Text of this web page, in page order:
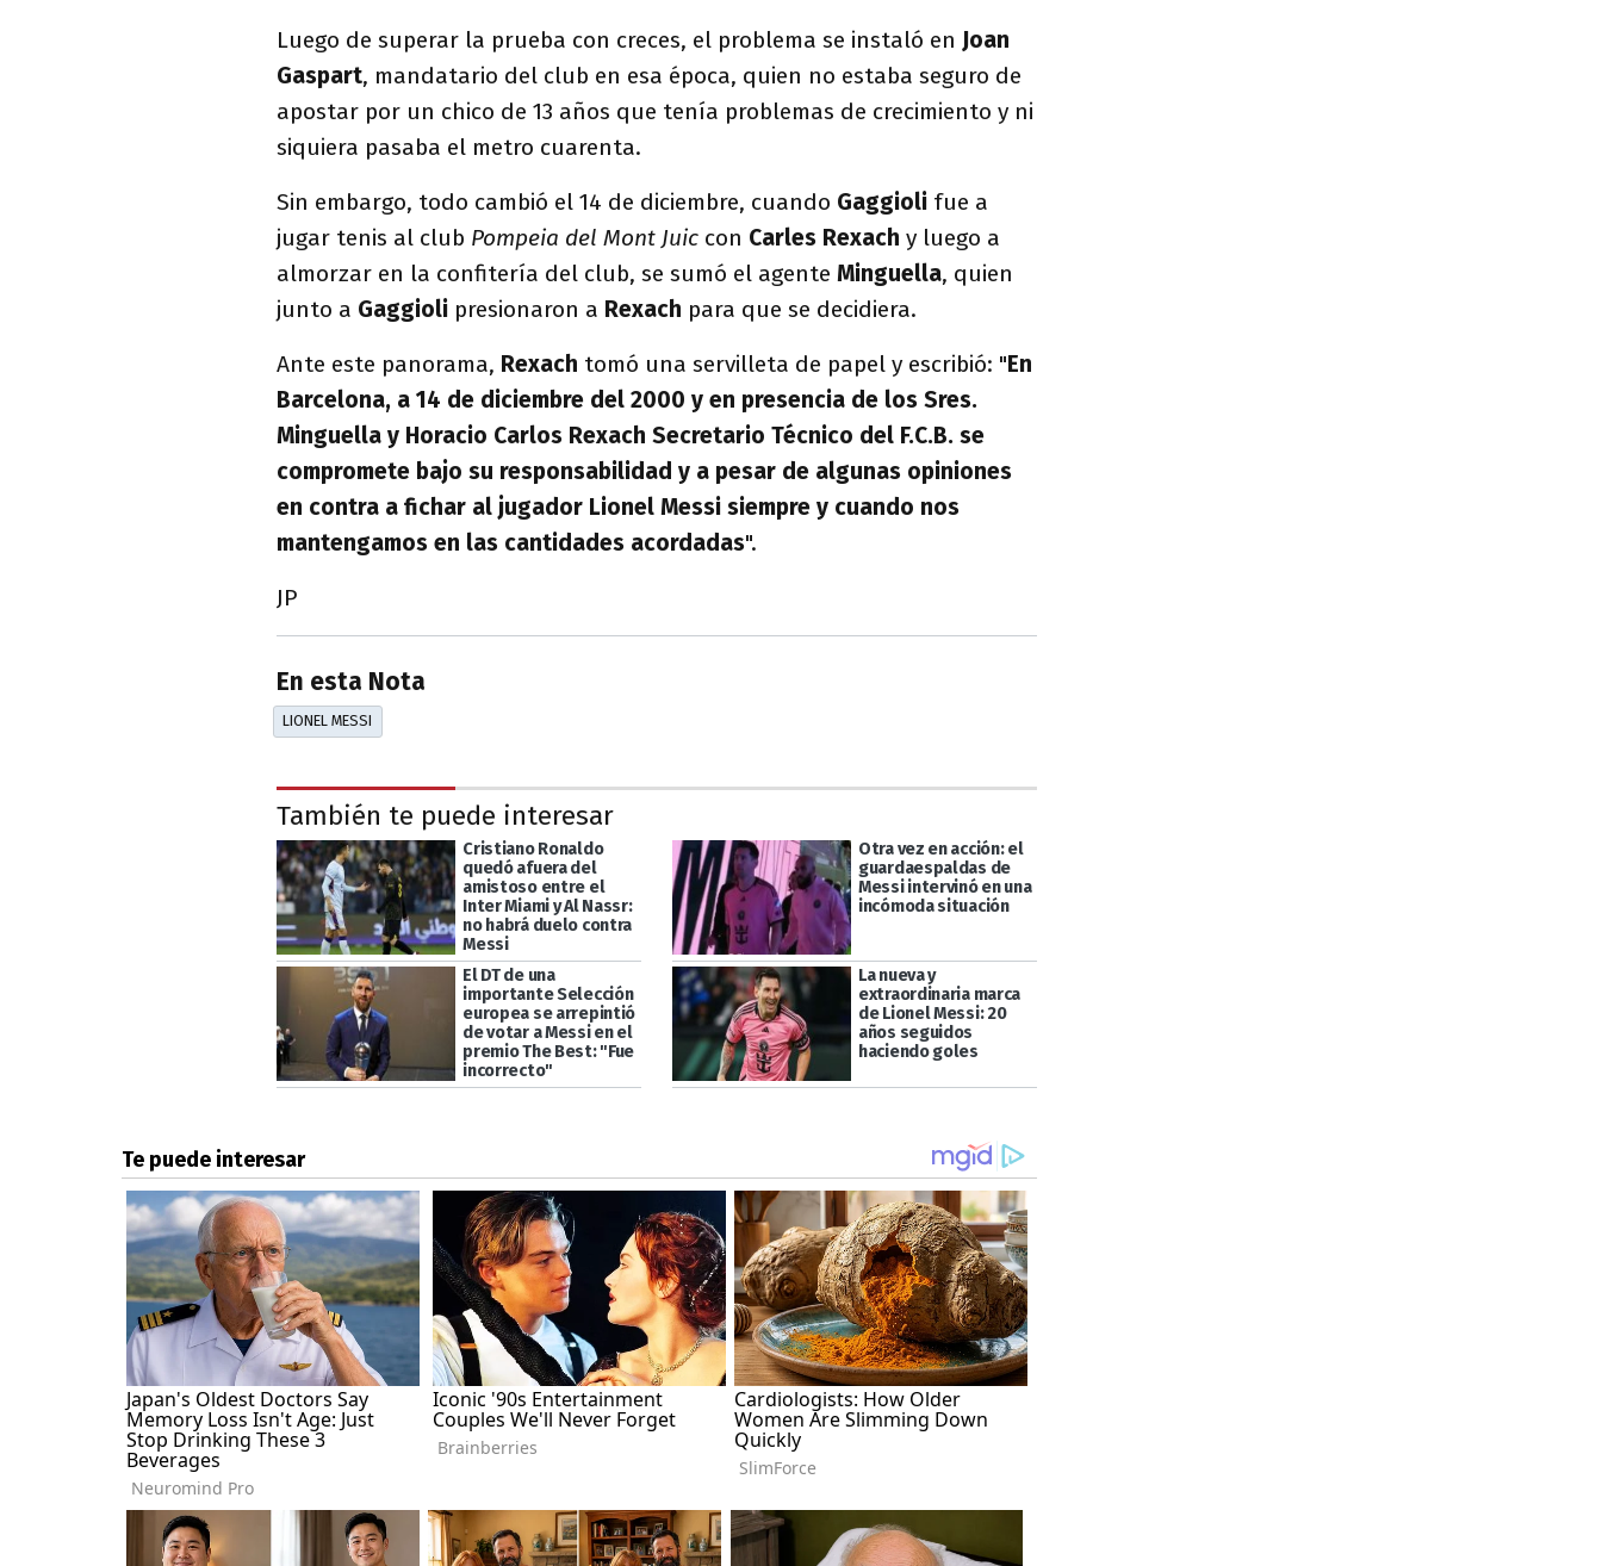
Luego de superar la prueba con creces, el problema se instaló en Joan
Gaspart, mandatario del club en esa época, quien no estaba seguro de
apostar por un chico de 13 años que tenía problemas de crecimiento y ni
siquiera pasaba el metro cuarenta.
Sin embargo, todo cambió el 14 de diciembre, cuando Gaggioli fue a
jugar tenis al club Pompeia del Mont Juic con Carles Rexach y luego a
almorzar en la confitería del club, se sumó el agente Minguella, quien
junto a Gaggioli presionaron a Rexach para que se decidiera.
Ante este panorama, Rexach tomó una servilleta de papel y escribió: "En
Barcelona, a 14 de diciembre del 2000 y en presencia de los Sres.
Minguella y Horacio Carlos Rexach Secretario Técnico del F.C.B. se
compromete bajo su responsabilidad y a pesar de algunas opiniones
en contra a fichar al jugador Lionel Messi siempre y cuando nos
mantengamos en las cantidades acordadas".
JP
En esta Nota
LIONEL MESSI
También te puede interesar
Cristiano Ronaldo
quedó afuera del
amistoso entre el
Inter Miami y Al Nassr:
no habrá duelo contra
Messi
Otra vez en acción: el
guardaespaldas de
Messi intervinó en una
incómoda situación
El DT de una
importante Selección
europea se arrepintió
de votar a Messi en el
premio The Best: "Fue
incorrecto"
La nueva y
extraordinaria marca
de Lionel Messi: 20
años seguidos
haciendo goles